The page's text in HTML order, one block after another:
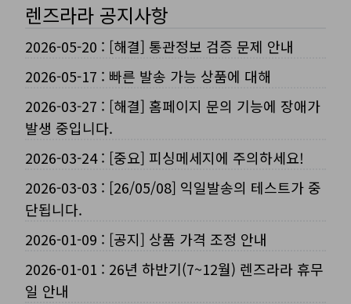
렌즈라라 공지사항
2026-05-20 : [해결] 통관정보 검증 문제 안내
2026-05-17 : 빠른 발송 가능 상품에 대해
2026-03-27 : [해결] 홈페이지 문의 기능에 장애가
발생 중입니다.
2026-03-24: [중요] 피싱메세지에 주의하세요!
2026-03-03 : [26/05/08] 익일발송의 테스트가 중
단됩니다.
2026-01-09 : [공지] 상품 가격 조정 안내
2026-01-01 : 26년 하반기(7~12월) 렌즈라라 휴무
일 안내